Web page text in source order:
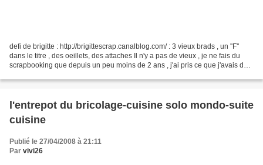
defi de brigitte : http://brigittescrap.canalblog.com/ : 3 vieux brads , un ''F''
dans le titre , des oeillets, des attaches Il n'y a pas de vieux , je ne fais du
scrapbooking que depuis un peu moins de 2 ans , j'ai pris ce que j'avais de
l'entrepot du bricolage-cuisine solo mondo-suite
cuisine
Publié le 27/04/2008 à 21:11
Par vivi26